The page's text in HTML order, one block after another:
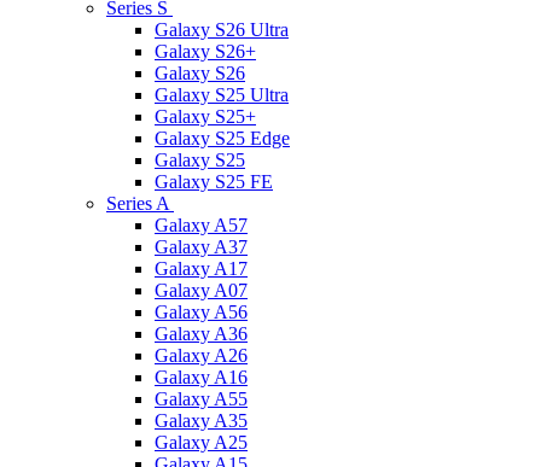
Series S
Galaxy S26 Ultra
Galaxy S26+
Galaxy S26
Galaxy S25 Ultra
Galaxy S25+
Galaxy S25 Edge
Galaxy S25
Galaxy S25 FE
Series A
Galaxy A57
Galaxy A37
Galaxy A17
Galaxy A07
Galaxy A56
Galaxy A36
Galaxy A26
Galaxy A16
Galaxy A55
Galaxy A35
Galaxy A25